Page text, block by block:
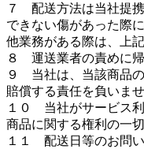
７ 配送方法は当社提
できない傷があった際
他業務がある際は、上
８ 運送業者の責めに帰
９ 当社は、当該商品
賠償する責任を負いませ
１０ 当社がサービス
商品に関する権利の一
１１ 配送日等のお問い